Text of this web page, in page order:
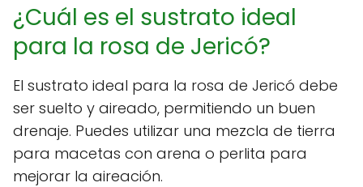
¿Cuál es el sustrato ideal
para la rosa de Jericó?
El sustrato ideal para la rosa de Jericó debe
ser suelto y aireado, permitiendo un buen
drenaje. Puedes utilizar una mezcla de tierra
para macetas con arena o perlita para
mejorar la aireación.